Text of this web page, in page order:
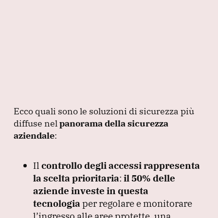
Ecco quali sono le soluzioni di sicurezza più
diffuse nelpanorama della sicurezza
aziendale:
Il controllo degli accessi rappresenta
la scelta prioritaria: il 50% delle
aziende investe in questa
tecnologia per regolare e monitorare